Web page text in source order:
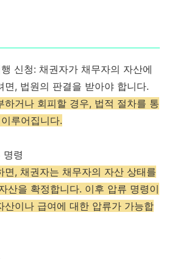
신청: 채권자가 채무자의 자산에
면, 법원의 판결을 받아야 합니다.
하거나 회피할 경우, 법적 절차를 통
루어집니다.
령
면, 채권자는 채무자의 자산 상태를
산을 확정합니다. 이후 압류 명령이
산이나 급여에 대한 압류가 가능합